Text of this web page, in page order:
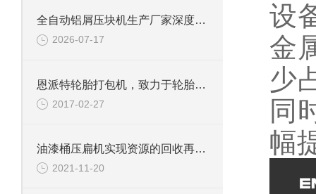
全自动铝屑压块机生产厂家深度盘点：为何恩派特成为制造企业的优选？
2026-07-17
恩派特轮胎打包机，致力于轮胎回收与运输
2017-02-27
油漆桶压扁机实现资源的回收再利用
2021-11-20
设
金
少
同
幅